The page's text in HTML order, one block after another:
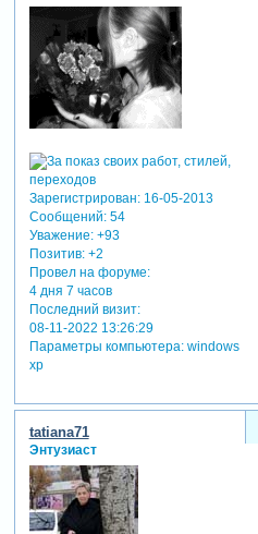
Зарегистрирован: 16-05-2013
Сообщений:54
Уважение: +93
Позитив: +2
Провел на форуме:
4 дня 7 часов
Последний визит:
08-11-2022 13:26:29
Параметры компьютера:windows
xp
tatiana71
Энтузиаст